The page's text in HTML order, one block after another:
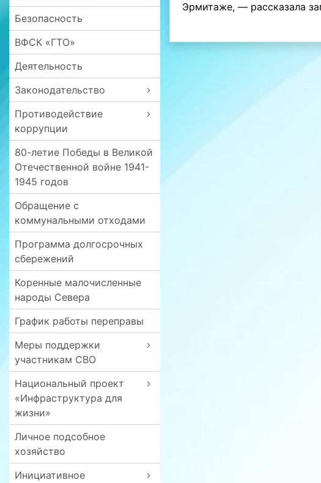
Безопасность
ВФСК «ГТО»
Деятельность
Законодательство
Противодействие
коррупции
80-летие Победы в Великой
Отечественной войне 1941-
1945 годов
Обращение с
коммунальными отходами
Программа долгосрочных
сбережений
Коренные малочисленные
народы Севера
График работы переправы
Меры поддержки
участникам СВО
Национальный проект
«Инфраструктура для
жизни»
Личное подсобное
хозяйство
Инициативное
Эрмитаже, — рассказала